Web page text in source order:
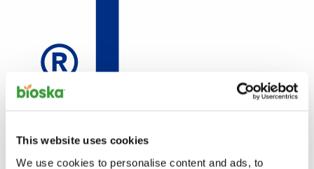
This website uses cookies
We use cookies to personalise content and ads, to